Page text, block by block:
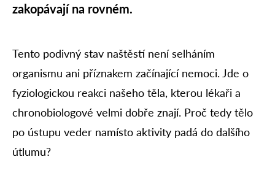
zakopávají na rovném.
Tento podivný stav naštěstí není selháním
organismu ani příznakem začínající nemoci. Jde o
fyziologickou reakci našeho těla, kterou lékaři a
chronobiologové velmi dobře znají. Proč tedy tělo
po ústupu veder namísto aktivity padá do dalšího
útlumu?